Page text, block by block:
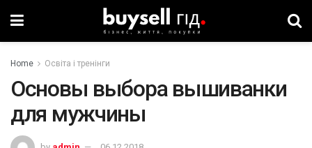
Home Освіта і тренінги
Основы выбора вышиванки
для мужчины